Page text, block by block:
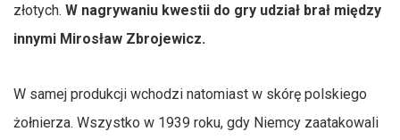
złotych. W nagrywaniu kwestii do gry udział brał między
innymi Mirosław Zbrojewicz.
W samej produkcji wchodzi natomiast w skórę polskiego
żołnierza. Wszystko w 1939 roku, gdy Niemcy zaatakowali